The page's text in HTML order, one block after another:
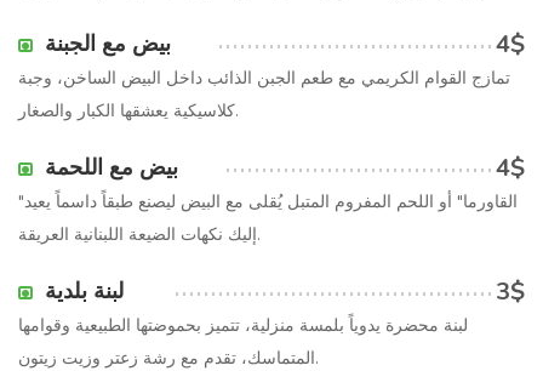
بيض مع الجبنة 4$
تمازج القوام الكريمي مع طعم الجبن الذائب داخل البيض الساخن، وجبة
كلاسيكية يعشقها الكبار والصغار.
بيض مع اللحمة 4$
"القاورما" أو اللحم المفروم المتبل يُقلى مع البيض ليصنع طبقاً داسماً يعيد
إليك نكهات الضيعة اللبنانية العريقة.
لبنة بلدية 3$
لبنة محضرة يدوياً بلمسة منزلية، تتميز بحموضتها الطبيعية وقوامها
المتماسك، تقدم مع رشة زعتر وزيت زيتون.